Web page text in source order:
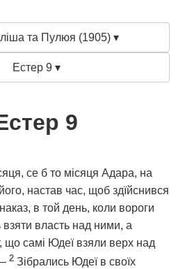
та Пулюя (1905) ▾
Естер 9 ▾
9
се б то місяця Адара, на
настав час, щоб здїйснився
в той день, коли вороги
взяти власть над ними, а
що самі Юдеї взяли верх над
2 Зібрались Юдеї в своїх